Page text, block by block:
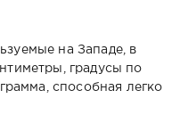
на Западе, в
градусы по
способная легко